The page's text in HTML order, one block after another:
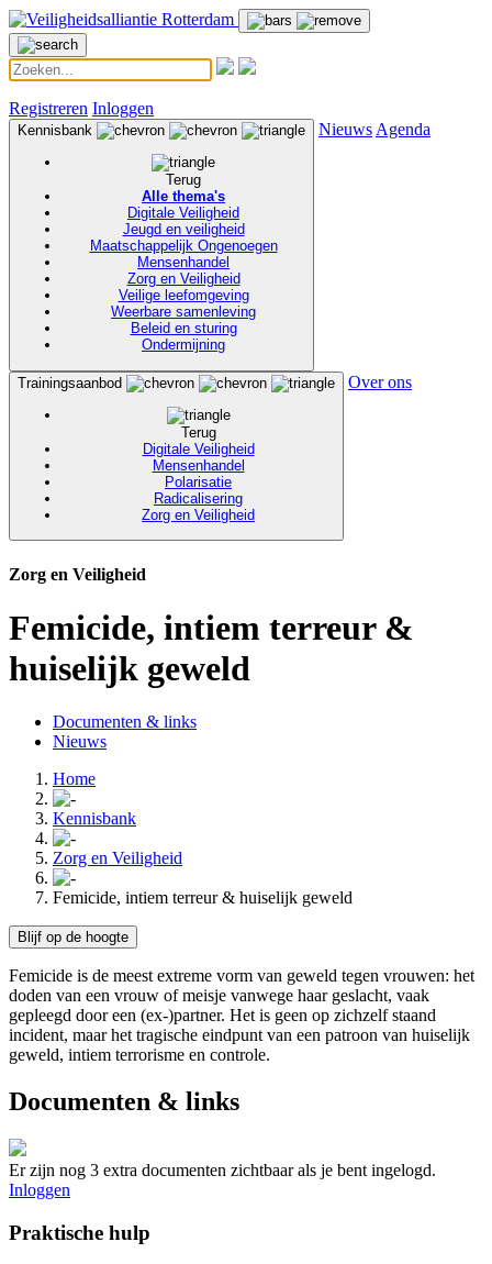
Registreren Inloggen
Kennisbank
Terug
Alle thema's
Digitale Veiligheid
Jeugd en veiligheid
Maatschappelijk Ongenoegen
Mensenhandel
Zorg en Veiligheid
Veilige leefomgeving
Weerbare samenleving
Beleid en sturing
Ondermijning
Nieuws Agenda
Trainingsaanbod
Terug
Digitale Veiligheid
Mensenhandel
Polarisatie
Radicalisering
Zorg en Veiligheid
Over ons
Zorg en Veiligheid
Femicide, intiem terreur &
huiselijk geweld
Documenten & links
Nieuws
Home
Kennisbank
Zorg en Veiligheid
Femicide, intiem terreur & huiselijk geweld
Blijf op de hoogte
Femicide is de meest extreme vorm van geweld tegen vrouwen: het
doden van een vrouw of meisje vanwege haar geslacht, vaak
gepleegd door een (ex-)partner. Het is geen op zichzelf staand
incident, maar het tragische eindpunt van een patroon van huiselijk
geweld, intiem terrorisme en controle.
Documenten & links
Er zijn nog 3 extra documenten zichtbaar als je bent ingelogd.
Inloggen
Praktische hulp